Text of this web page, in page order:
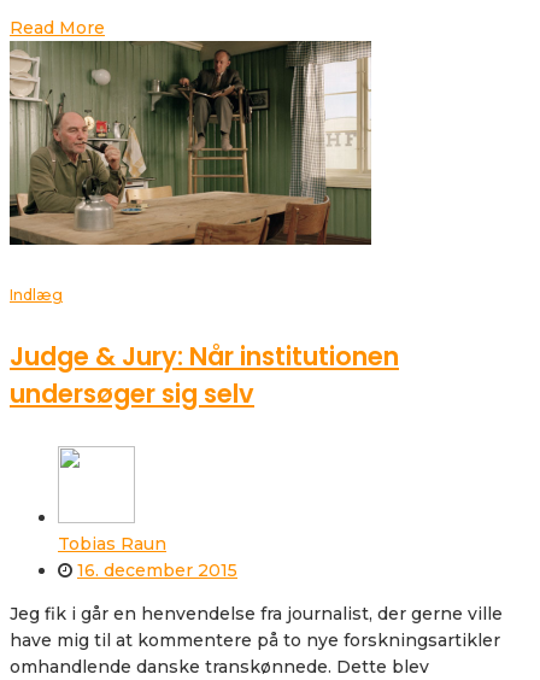
Read More
Indlæg
Judge & Jury: Når institutionen
undersøger sig selv
Tobias Raun
16. december 2015
Jeg fik i går en henvendelse fra journalist, der gerne ville
have mig til at kommentere på to nye forskningsartikler
omhandlende danske transkønnede. Dette blev